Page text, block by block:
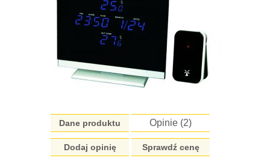
Dane produktu Opinie (2)
Dodaj opinię Sprawdź cenę